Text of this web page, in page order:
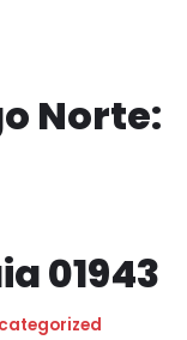
Norte:
01943